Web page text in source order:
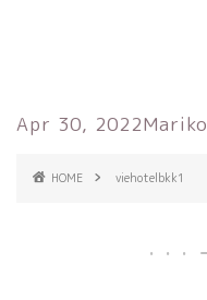
Apr 30, 2022Mariko
HOME viehotelbkk1